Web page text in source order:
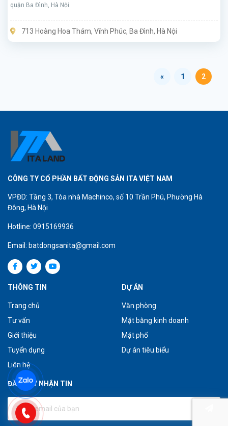
quận Ba Đình, Hà Nội.
713 Hoàng Hoa Thám, Vĩnh Phúc, Ba Đình, Hà Nội
« 1 2
CÔNG TY CỔ PHẦN BẤT ĐỘNG SẢN ITA VIỆT NAM
VPĐD: Tầng 3, Tòa nhà Machinco, số 10 Trần Phú, Phường Hà
Đông, Hà Nội
Hotline: 0915169936
Email: batdongsanita@gmail.com
THÔNG TIN
Trang chủ
Tư vấn
Giới thiệu
Tuyển dụng
Liên hệ
DỰ ÁN
Văn phòng
Mặt bằng kinh doanh
Mặt phố
Dự án tiêu biểu
ĐĂNG KÝ NHẬN TIN